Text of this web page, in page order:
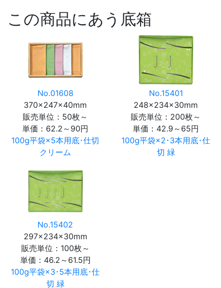
この商品にあう底箱
No.01608
370×247×40mm
販売単位：50枚～
単価： 62.2～90円
100g平袋×5本用底･仕切
クリーム
No.15401
248×234×30mm
販売単位：200枚～
単価： 42.9～65円
100g平袋×2･3本用底･仕
切 緑
No.15402
297×234×30mm
販売単位：100枚～
単価： 46.2～61.5円
100g平袋×3･5本用底･仕
切 緑